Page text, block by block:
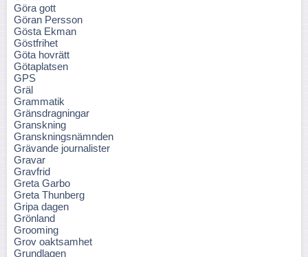
Göra gott
Göran Persson
Gösta Ekman
Göstfrihet
Göta hovrätt
Götaplatsen
GPS
Gräl
Grammatik
Gränsdragningar
Granskning
Granskningsnämnden
Grävande journalister
Gravar
Gravfrid
Greta Garbo
Greta Thunberg
Gripa dagen
Grönland
Grooming
Grov oaktsamhet
Grundlagen